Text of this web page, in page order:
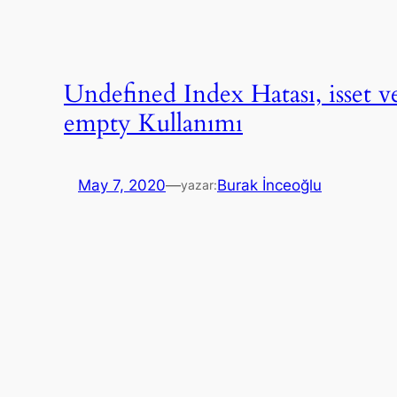
Undefined Index Hatası, isset
empty Kullanımı
May 7, 2020—yazar:Burak İnceoğlu